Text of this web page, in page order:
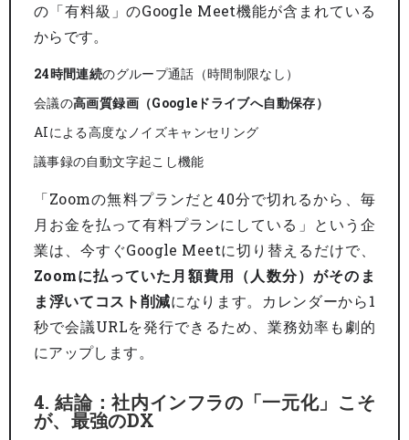
の「有料級」のGoogle Meet機能が含まれている
からです。
24時間連続のグループ通話（時間制限なし）
会議の高画質録画（Googleドライブへ自動保存）
AIによる高度なノイズキャンセリング
議事録の自動文字起こし機能
「Zoomの無料プランだと40分で切れるから、毎
月お金を払って有料プランにしている」という企
業は、今すぐGoogle Meetに切り替えるだけで、
Zoomに払っていた月額費用（人数分）がそのま
ま浮いてコスト削減になります。カレンダーから1
秒で会議URLを発行できるため、業務効率も劇的
にアップします。
4. 結論：社内インフラの「一元化」こそ
が、最強のDX